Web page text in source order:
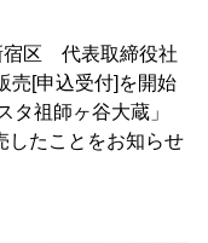
宿区 代表取締役社
[申込受付]を開始
タ祖師ヶ谷大蔵」
したことをお知らせ